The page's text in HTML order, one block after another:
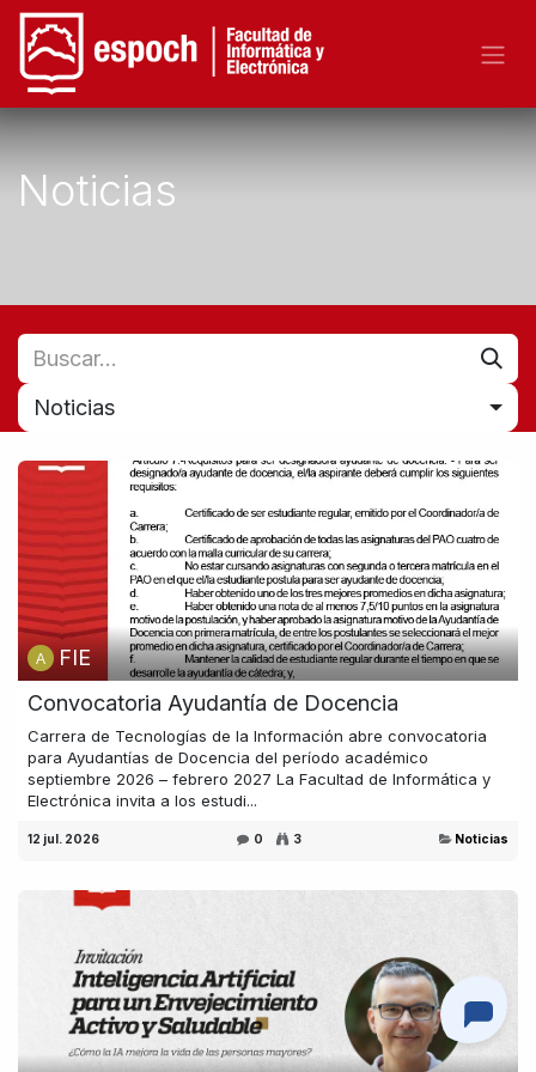
Noticias
Noticias
FIE
Convocatoria Ayudantía de Docencia
Carrera de Tecnologías de la Información abre convocatoria
para Ayudantías de Docencia del período académico
septiembre 2026 – febrero 2027 La Facultad de Informática y
Electrónica invita a los estudi...
12 jul. 2026 0 3 Noticias